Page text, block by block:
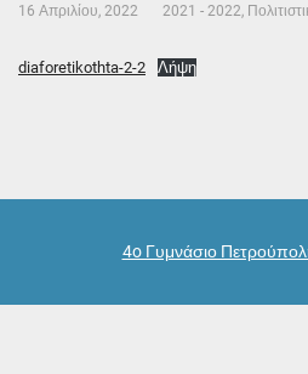
16 Απριλίου, 2022 2021 - 2022
diaforetikothta-2-2 Λήψη
4o Γυμνάσιο